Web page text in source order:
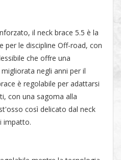
il neck brace 5.5 è la
per le discipline Off-road, con
che offre una
negli anni per il
è regolabile per adattarsi
con una sagoma alla
così delicato dal neck
impatto.